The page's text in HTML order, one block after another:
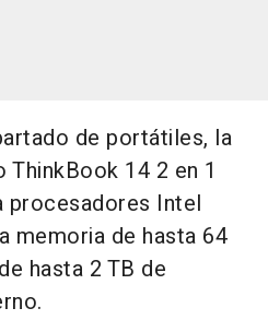
de portátiles, la
14 2 en 1
procesadores Intel
memoria de hasta 64
hasta 2 TB de